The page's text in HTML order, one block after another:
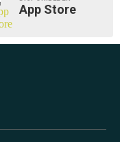
App Store